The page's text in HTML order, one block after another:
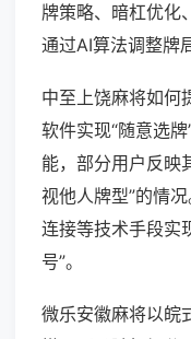
牌策略、暗杠优化
通过AI算法调整牌
中至上饶麻将如何
软件实现“随意选牌
能，部分用户反映
视他人牌型”的情
连接等技术手段实
号”。
微乐安徽麻将以皖